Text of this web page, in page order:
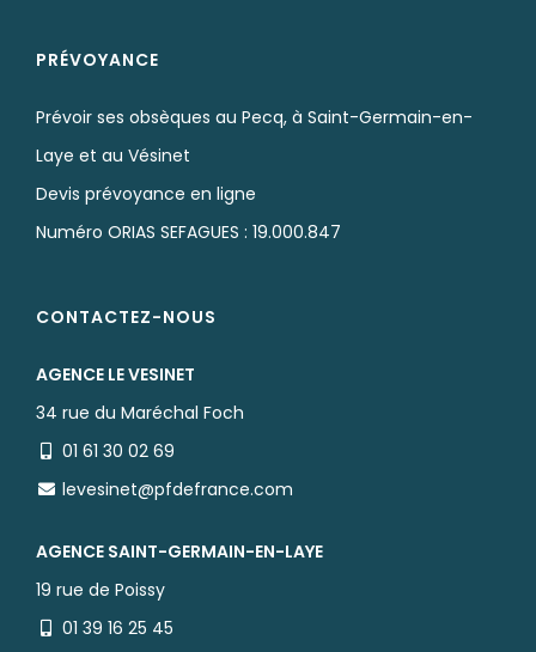
PRÉVOYANCE
Prévoir ses obsèques au Pecq, à Saint-Germain-en-
Laye et au Vésinet
Devis prévoyance en ligne
Numéro ORIAS SEFAGUES : 19.000.847
CONTACTEZ-NOUS
AGENCE LE VESINET
34 rue du Maréchal Foch
01 61 30 02 69
levesinet@pfdefrance.com
AGENCE SAINT-GERMAIN-EN-LAYE
19 rue de Poissy
01 39 16 25 45